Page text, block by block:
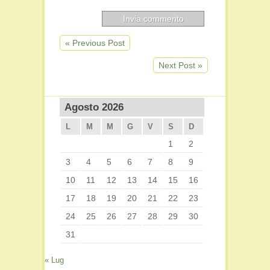
« Previous Post
Next Post »
Agosto 2026
L M M G V S D
1
2
3
4 5 6 7 8
9
10
11 12 13 14 15
16
17
18 19 20 21 22
23
24
25 26 27 28 29
30
31
« Lug